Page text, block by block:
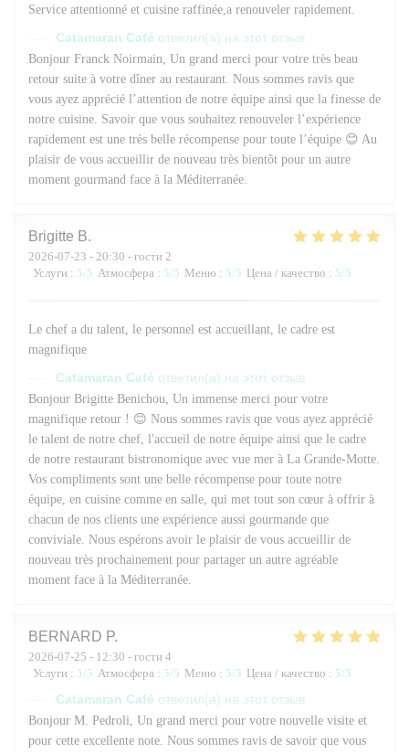
Service attentionné et cuisine raffinée,a renouveler rapidement.
Catamaran Café ответил(а) на этот отзыв
Bonjour Franck Noirmain, Un grand merci pour votre très beau
retour suite à votre dîner au restaurant. Nous sommes ravis que
vous ayez apprécié l’attention de notre équipe ainsi que la finesse de
notre cuisine. Savoir que vous souhaitez renouveler l’expérience
rapidement est une très belle récompense pour toute l’équipe 😊 Au
plaisir de vous accueillir de nouveau très bientôt pour un autre
moment gourmand face à la Méditerranée.
Brigitte B
2026-07-23 - 20:30 - гости 2
Услуги : 5/5 Атмосфера : 5/5 Меню : 5/5 Цена / качество : 5/5
Le chef a du talent, le personnel est accueillant, le cadre est
magnifique
Catamaran Café ответил(а) на этот отзыв
Bonjour Brigitte Benichou, Un immense merci pour votre
magnifique retour ! 😊 Nous sommes ravis que vous ayez apprécié
le talent de notre chef, l'accueil de notre équipe ainsi que le cadre
de notre restaurant bistronomique avec vue mer à La Grande-Motte.
Vos compliments sont une belle récompense pour toute notre
équipe, en cuisine comme en salle, qui met tout son cœur à offrir à
chacun de nos clients une expérience aussi gourmande que
conviviale. Nous espérons avoir le plaisir de vous accueillir de
nouveau très prochainement pour partager un autre agréable
moment face à la Méditerranée.
BERNARD P
2026-07-25 - 12:30 - гости 4
Услуги : 5/5 Атмосфера : 5/5 Меню : 5/5 Цена / качество : 5/5
Catamaran Café ответил(а) на этот отзыв
Bonjour M. Pedroli, Un grand merci pour votre nouvelle visite et
pour cette excellente note. Nous sommes ravis de savoir que vous